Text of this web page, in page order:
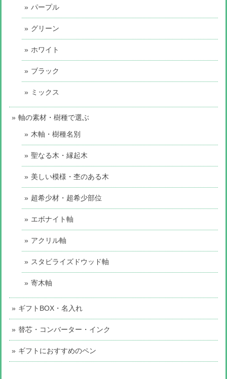
パープル
グリーン
ホワイト
ブラック
ミックス
軸の素材・樹種で選ぶ
木軸・樹種名別
聖なる木・縁起木
美しい模様・杢のある木
超希少材・超希少部位
エボナイト軸
アクリル軸
スタビライズドウッド軸
寄木軸
ギフトBOX・名入れ
替芯・コンバーター・インク
ギフトにおすすめのペン